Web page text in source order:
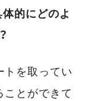
的にどのよ
トを取ってい
ことができて